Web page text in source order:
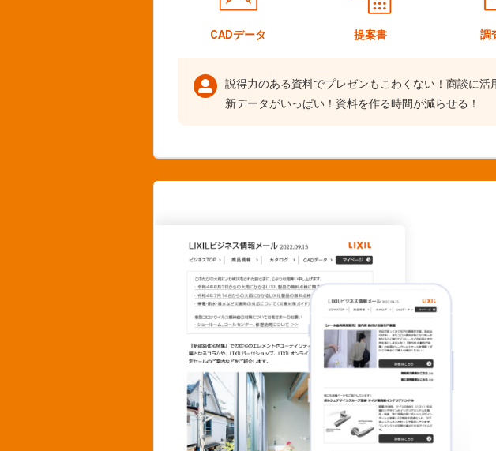
CADデータ 提案書 調
説得力のある資料でプレゼンもこわくない！商談に活
新データがいっぱい！資料を作る時間が減らせる！